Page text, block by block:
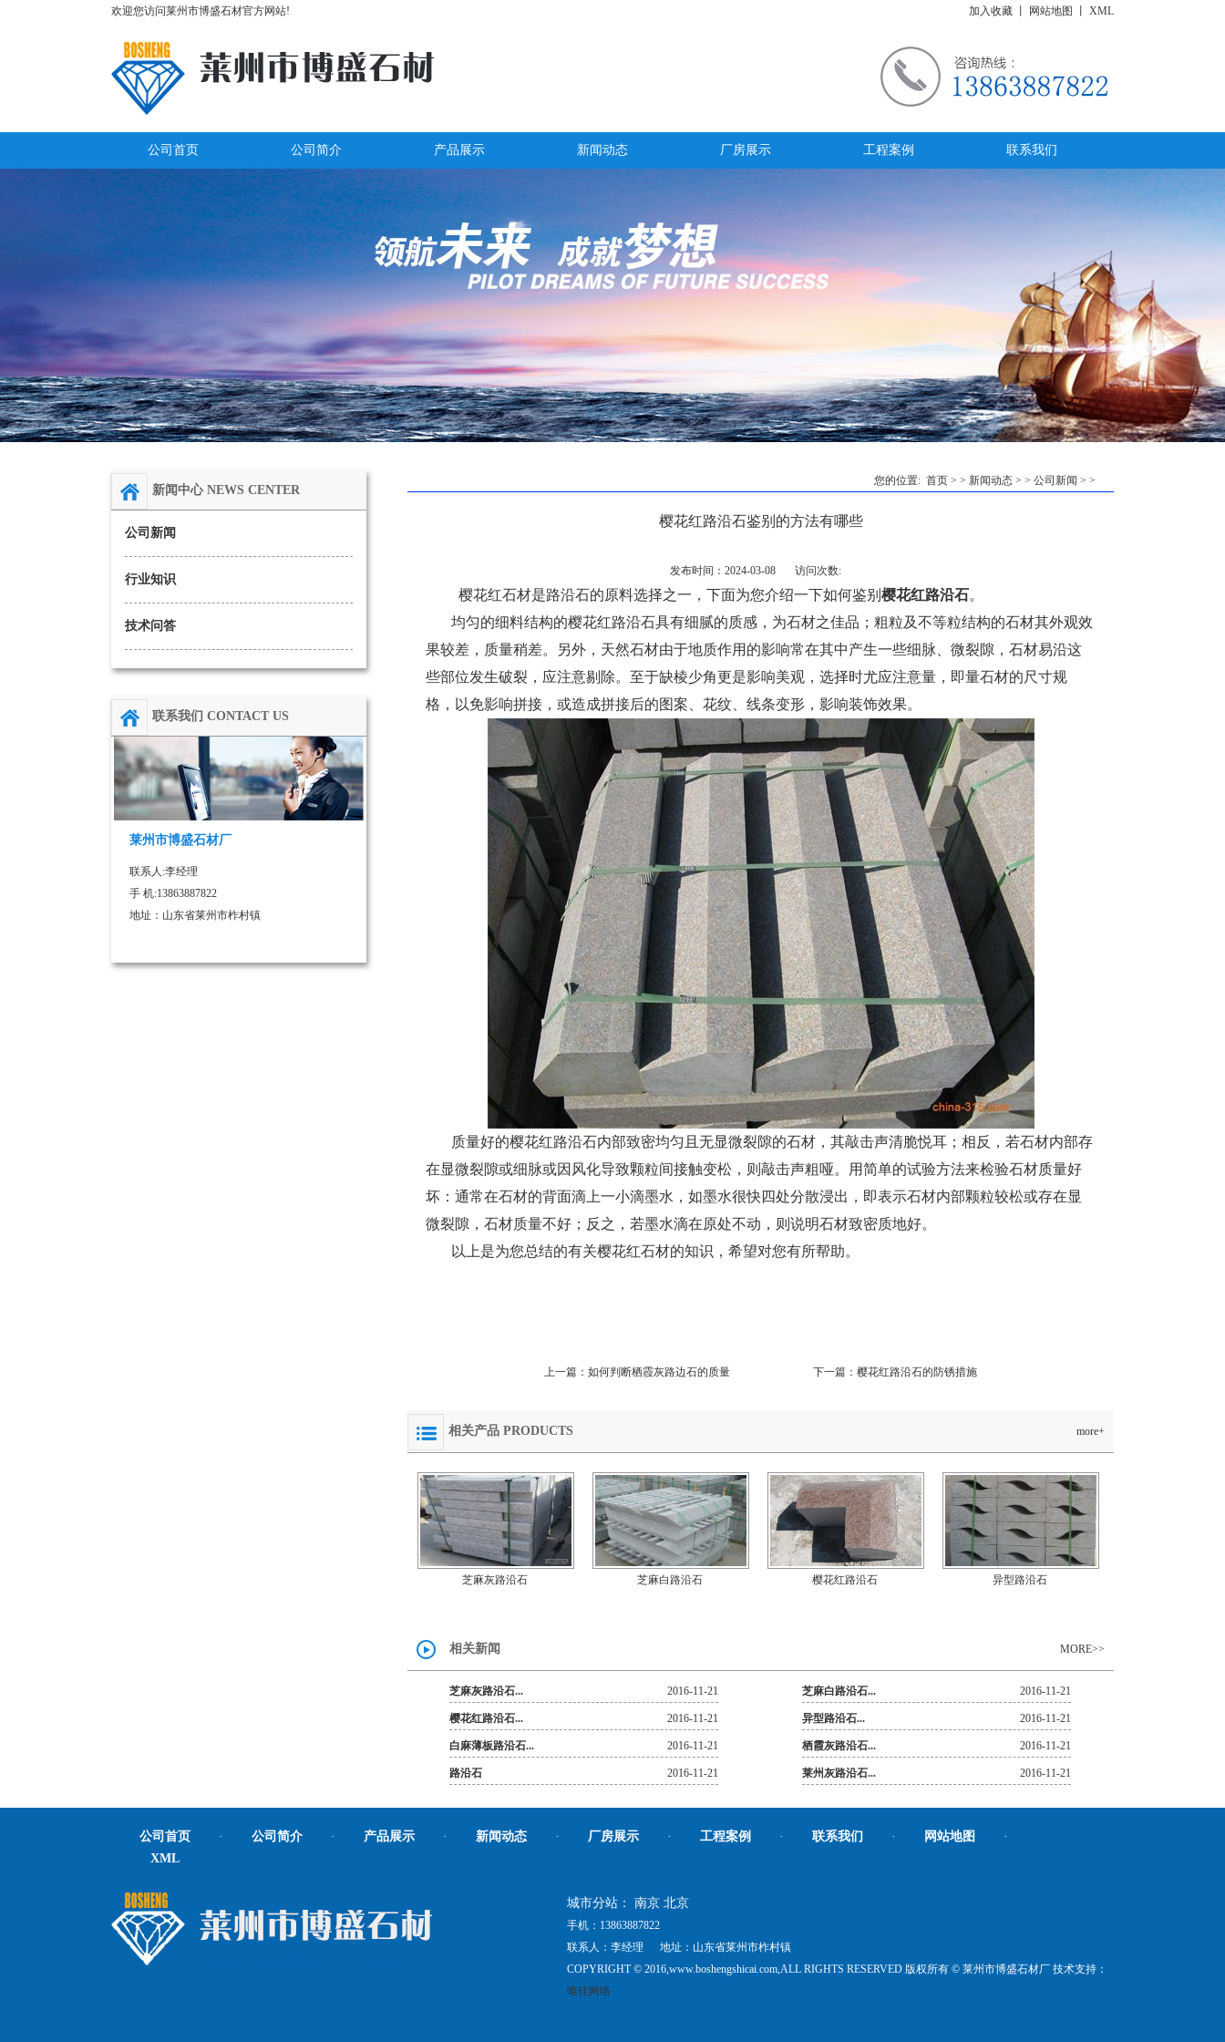
欢迎您访问莱州市博盛石材官方网站! 加入收藏 网站地图 XML
公司首页 公司简介 产品展示 新闻动态 厂房展示 工程案例 联系我们
新闻中心 NEWS CENTER
公司新闻
行业知识
技术问答
联系我们 CONTACT US
莱州市博盛石材厂
联系人:李经理
手 机:13863887822
地址：山东省莱州市柞村镇
您的位置: 首页 > > 新闻动态 > > 公司新闻 > >
樱花红路沿石鉴别的方法有哪些
发布时间：2024-03-08 访问次数:
樱花红石材是路沿石的原料选择之一，下面为您介绍一下如何鉴别 樱花红路沿石。
均匀的细料结构的樱花红路沿石具有细腻的质感，为石材之佳品；粗粒及不等粒结构的石材其外观效
果较差，质量稍差。另外，天然石材由于地质作用的影响常在其中产生一些细脉、微裂隙，石材易沿这
些部位发生破裂，应注意剔除。至于缺棱少角更是影响美观，选择时尤应注意量，即量石材的尺寸规
格，以免影响拼接，或造成拼接后的图案、花纹、线条变形，影响装饰效果。
质量好的樱花红路沿石内部致密均匀且无显微裂隙的石材，其敲击声清脆悦耳；相反，若石材内部存
在显微裂隙或细脉或因风化导致颗粒间接触变松，则敲击声粗哑。用简单的试验方法来检验石材质量好
坏：通常在石材的背面滴上一小滴墨水，如墨水很快四处分散浸出，即表示石材内部颗粒较松或存在显
微裂隙，石材质量不好；反之，若墨水滴在原处不动，则说明石材致密质地好。
以上是为您总结的有关樱花红石材的知识，希望对您有所帮助。
上一篇： 如何判断栖霞灰路边石的质量 下一篇： 樱花红路沿石的防锈措施
相关产品 PRODUCTS more+
芝麻灰路沿石 芝麻白路沿石 樱花红路沿石 异型路沿石
相关新闻 MORE>>
芝麻灰路沿石... 2016-11-21 芝麻白路沿石... 2016-11-21
樱花红路沿石... 2016-11-21 异型路沿石... 2016-11-21
白麻薄板路沿石... 2016-11-21 栖霞灰路沿石... 2016-11-21
路沿石 2016-11-21 莱州灰路沿石... 2016-11-21
公司首页 · 公司简介 · 产品展示 · 新闻动态 · 厂房展示 · 工程案例 · 联系我们 · 网站地图
·
XML
城市分站： 南京 北京
手机：13863887822
联系人：李经理 地址：山东省莱州市柞村镇
COPYRIGHT © 2016,www.boshengshicai.com,ALL RIGHTS RESERVED 版权所有 © 莱州市博盛石材厂 技术支持：
唯佳网络